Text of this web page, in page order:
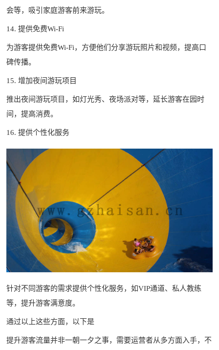
会等，吸引家庭游客前来游玩。
14. 提供免费Wi-Fi
为游客提供免费Wi-Fi，方便他们分享游玩照片和视频，提高口
碑传播。
15. 增加夜间游玩项目
推出夜间游玩项目，如灯光秀、夜场派对等，延长游客在园时
间，提高消费。
16. 提供个性化服务
针对不同游客的需求提供个性化服务，如VIP通道、私人教练
等，提升游客满意度。
通过以上这些方面，以下是
提升游客流量并非一朝一夕之事，需要运营者从多方面入手，不